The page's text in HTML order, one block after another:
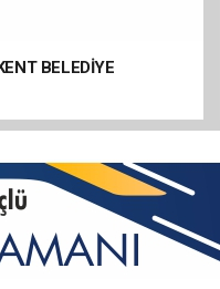
BELEDİYE